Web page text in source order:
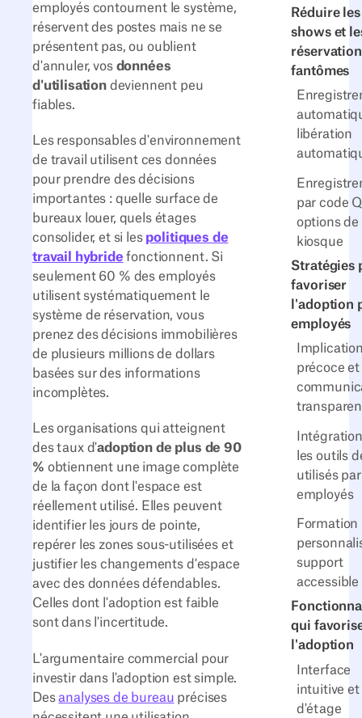
Réduire
shows et
fantômes
libération
par code
options de
kiosque
Stratégies
favoriser
l'adoption
employés
précoce et
les outils
utilisés
employés
Formation
support
accessible
qui
l'adoption
Interface
intuitive et
d'étage
employés contournent le système,
réservent des postes mais ne se
présentent pas, ou oublient
d'annuler, vos données
d'utilisationdeviennent peu
fiables.
Les responsables d'environnement
de travail utilisent ces données
pour prendre des décisions
importantes : quelle surface de
bureaux louer, quels étages
consolider, et si les politiques de
travail hybride fonctionnent. Si
seulement 60 % des employés
utilisent systématiquement le
système de réservation, vous
prenez des décisions immobilières
de plusieurs millions de dollars
basées sur des informations
incomplètes.
Les organisations qui atteignent
des taux d'adoption de plus de 90
% obtiennent une image complète
de la façon dont l'espace est
réellement utilisé. Elles peuvent
identifier les jours de pointe,
repérer les zones sous-utilisées et
justifier les changements d'espace
avec des données défendables.
Celles dont l'adoption est faible
sont dans l'incertitude.
L'argumentaire commercial pour
investir dans l'adoption est simple.
Desanalyses de bureau précises